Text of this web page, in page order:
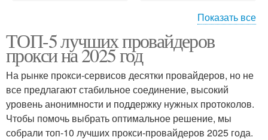
Анонимные прокси Прокси с поддержкой
Бесплатные прокси Платные прокси
Показать все
ТОП-5 лучших провайдеров
прокси на 2025 год
На рынке прокси-сервисов десятки провайдеров, но не
все предлагают стабильное соединение, высокий
уровень анонимности и поддержку нужных протоколов.
Чтобы помочь выбрать оптимальное решение, мы
собрали топ-10 лучших прокси-провайдеров 2025 года.